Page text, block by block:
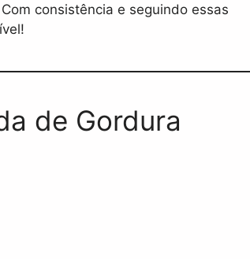
consistência e seguindo essas
de Gordura